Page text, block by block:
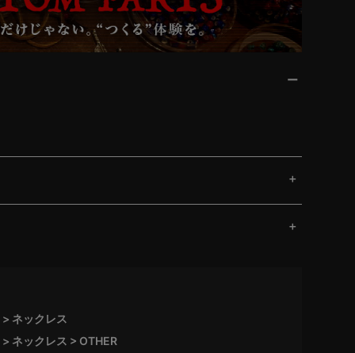
ネックレス
ネックレス
OTHER